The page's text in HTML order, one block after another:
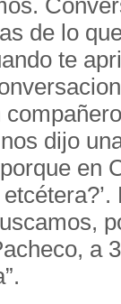
de lo
te
dijo
en
a